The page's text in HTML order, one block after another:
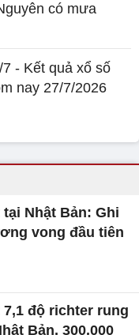
có mưa
- Kết quả xổ số
nay 27/7/2026
Nhật Bản: Ghi
vong đầu tiên
độ richter rung
Bản, 300.000